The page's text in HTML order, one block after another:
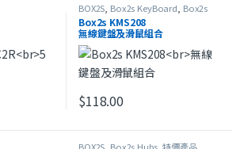
BOX2S Box2s KeyBoard Box2s
Mouse
Box2s KMS208
無線鍵盤及滑鼠組合
$118.00